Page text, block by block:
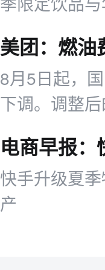
美团：燃油
8月5日起，
下调。调整
取40元。美
快手升级夏
产